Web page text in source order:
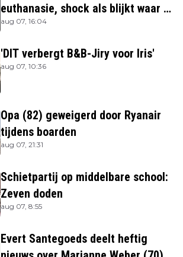
euthanasie, shock als blijkt waar ze
is
aug 07, 16:04
'DIT verbergt B&B-Jiry voor Iris'
aug 07, 10:36
Opa (82) geweigerd door Ryanair
tijdens boarden
aug 07, 21:31
Schietpartij op middelbare school:
Zeven doden
aug 07, 8:55
Evert Santegoeds deelt heftig